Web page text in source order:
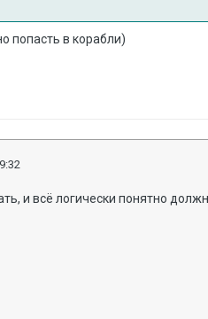
попасть в корабли)
и всё логически понятно